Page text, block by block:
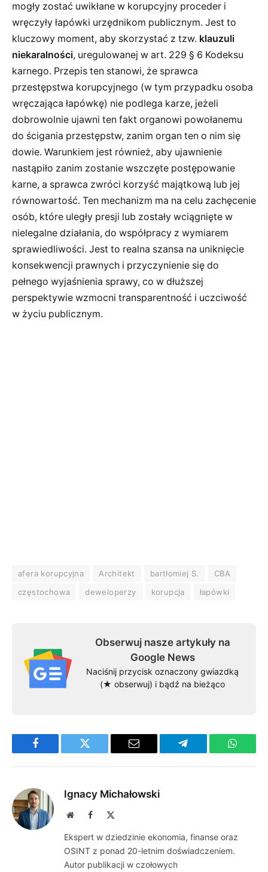
mogły zostać uwikłane w korupcyjny proceder i
wręczyły łapówki urzędnikom publicznym. Jest to
kluczowy moment, aby skorzystać z tzw. klauzuli
niekaralności, uregulowanej w art. 229 § 6 Kodeksu
karnego. Przepis ten stanowi, że sprawca
przestępstwa korupcyjnego (w tym przypadku osoba
wręczająca łapówkę) nie podlega karze, jeżeli
dobrowolnie ujawni ten fakt organowi powołanemu
do ścigania przestępstw, zanim organ ten o nim się
dowie. Warunkiem jest również, aby ujawnienie
nastąpiło zanim zostanie wszczęte postępowanie
karne, a sprawca zwróci korzyść majątkową lub jej
równowartość. Ten mechanizm ma na celu zachęcenie
osób, które uległy presji lub zostały wciągnięte w
nielegalne działania, do współpracy z wymiarem
sprawiedliwości. Jest to realna szansa na uniknięcie
konsekwencji prawnych i przyczynienie się do
pełnego wyjaśnienia sprawy, co w dłuższej
perspektywie wzmocni transparentność i uczciwość
w życiu publicznym.
afera korupcyjna Architekt bartłomiej S.
CBA
częstochowa
deweloperzy korupcja łapówki
Obserwuj nasze artykuły na
Google News
Naciśnij przycisk oznaczony gwiazdką
(★ obserwuj) i bądź na bieżąco
Facebook Twitter Email Telegram
Ignacy Michałowski
WebsiteFacebook
Ekspert w dziedzinie ekonomia, finanse oraz
OSINT z ponad 20-letnim doświadczeniem.
Autor publikacji w czołowych